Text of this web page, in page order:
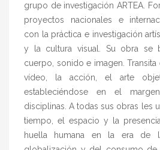
grupo de investigación ARTEA.
proyectos nacionales e
con la práctica e investigación
y la cultura visual. Su obra se
cuerpo, sonido e imagen. Transita
vídeo, la acción, el arte
estableciéndose en el
disciplinas. A todas sus obras les
tiempo, el espacio y la
huella humana en la era de